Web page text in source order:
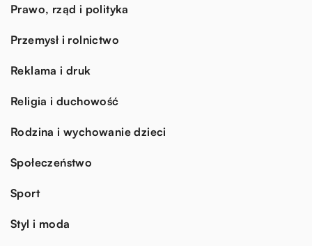
Prawo, rząd i polityka
Przemysł i rolnictwo
Reklama i druk
Religia i duchowość
Rodzina i wychowanie dzieci
Społeczeństwo
Sport
Styl i moda